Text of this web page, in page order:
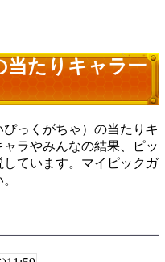
当たりキャラ一
っくがちゃ）の当たりキ
ラやみんなの結果、ピッ
ています。マイピックガ